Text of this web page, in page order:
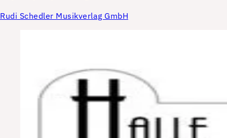
Rudi Schedler Musikverlag GmbH